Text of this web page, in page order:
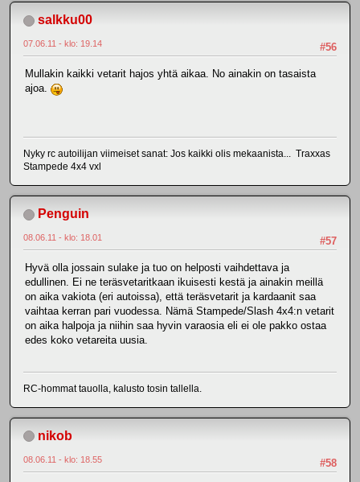
salkku00
#56
07.06.11 - klo: 19.14
Mullakin kaikki vetarit hajos yhtä aikaa. No ainakin on tasaista
ajoa.
Nyky rc autoilijan viimeiset sanat: Jos kaikki olis mekaanista... Traxxas
Stampede 4x4 vxl
Penguin
#57
08.06.11 - klo: 18.01
Hyvä olla jossain sulake ja tuo on helposti vaihdettava ja
edullinen. Ei ne teräsvetaritkaan ikuisesti kestä ja ainakin meillä
on aika vakiota (eri autoissa), että teräsvetarit ja kardaanit saa
vaihtaa kerran pari vuodessa. Nämä Stampede/Slash 4x4:n vetarit
on aika halpoja ja niihin saa hyvin varaosia eli ei ole pakko ostaa
edes koko vetareita uusia.
RC-hommat tauolla, kalusto tosin tallella.
nikob
#58
08.06.11 - klo: 18.55